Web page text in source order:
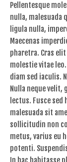
Pellentesque
nulla, malesuada
ligula nulla,
Maecenas
pharetra. Cras
molestie vitae
diam sed iaculis.
Nulla neque velit,
lectus. Fusce
malesuada sit
sollicitudin non
metus, varius eu
potenti.